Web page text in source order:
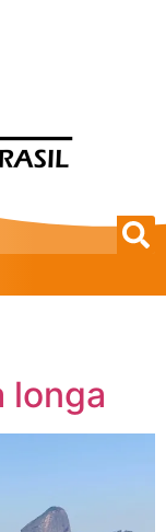
longa